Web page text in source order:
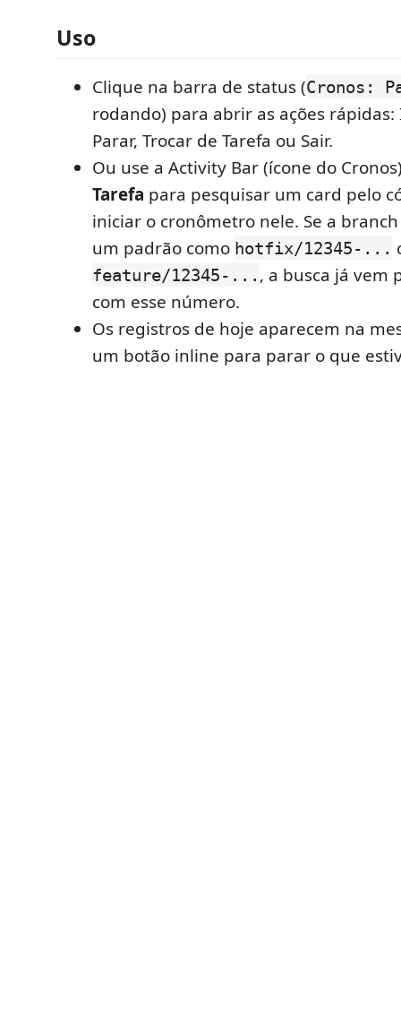
Uso
Clique na barra de status (Cronos:
rodando) para abrir as ações rápidas:
Parar, Trocar de Tarefa ou Sair.
Ou use a Activity Bar (ícone do
Tarefa para pesquisar um card pelo
iniciar o cronômetro nele. Se a
um padrão como hotfix/12345-...
feature/12345-... , a busca já vem
com esse número.
Os registros de hoje aparecem na
um botão inline para parar o que